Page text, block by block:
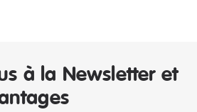
à la Newsletter et